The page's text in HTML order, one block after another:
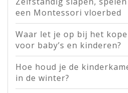
een Montessori vloerbed
Waar let je op bij het
voor baby’s en kinderen?
Hoe houd je de
in de winter?